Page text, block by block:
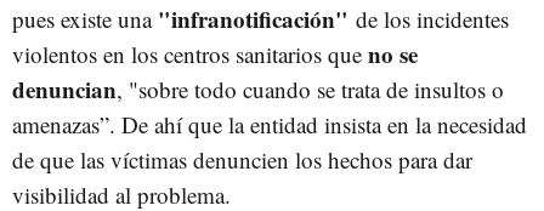
pues existe una"infranotificación" de los incidentes
violentos en los centros sanitarios que no se
denuncian, "sobre todo cuando se trata de insultos o
amenazas”. De ahí que la entidad insista en la necesidad
de que las víctimas denuncien los hechos para dar
visibilidad al problema.